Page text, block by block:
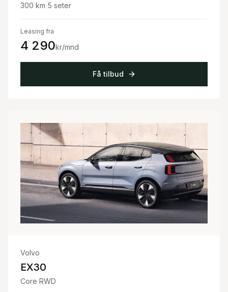
300 km 5 seter
Leasing fra
4 290kr/mnd
Få tilbud
Volvo
EX30
Core RWD